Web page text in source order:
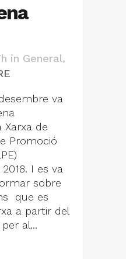
in General,
va
Xarxa de
Promoció
I es va
sobre
que es
a partir del
al...